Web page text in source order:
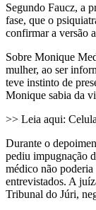
Segundo Faucz, a
fase, que o
confirmar a versão
Sobre Monique
mulher, ao ser
teve instinto de
Monique sabia da
>> Leia aqui:
Durante o
pediu impugnação
médico não
entrevistados. A
Tribunal do Júri,